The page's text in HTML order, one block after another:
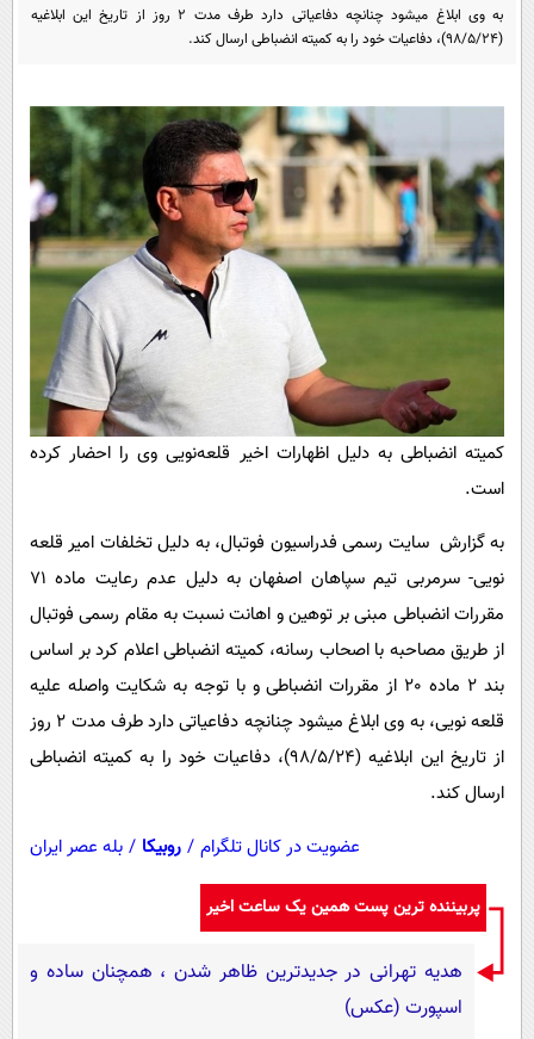
سرگرمی
حوادث
محیط زیست
سلامت
فرهنگی
حیات وحش
سیاست خارجی
پیامک
روانشناسی
دانلود
به وی ابلاغ میشود چنانچه دفاعیاتی دارد طرف مدت 2 روز از تاریخ این ابلاغیه
(98/5/24)، دفاعیات خود را به کمیته انضباطی ارسال کند.
کمیته انضباطی به دلیل اظهارات اخیر قلعه‌نویی وی را احضار کرده
است.
به گزارش سایت رسمی فدراسیون فوتبال، به دلیل تخلفات امیر قلعه
نویی- سرمربی تیم سپاهان اصفهان به دلیل عدم رعایت ماده 71
مقررات انضباطی مبنی بر توهین و اهانت نسبت به مقام رسمی فوتبال
از طریق مصاحبه با اصحاب رسانه، کمیته انضباطی اعلام کرد بر اساس
بند 2 ماده 20 از مقررات انضباطی و با توجه به شکایت واصله علیه
قلعه نویی، به وی ابلاغ میشود چنانچه دفاعیاتی دارد طرف مدت 2 روز
از تاریخ این ابلاغیه (98/5/24)، دفاعیات خود را به کمیته انضباطی
ارسال کند.
عضویت در کانال تلگرام / روبیکا / بله عصر ایران
پربیننده ترین پست همین یک ساعت اخیر
هدیه تهرانی در جدیدترین ظاهر شدن ، همچنان ساده و
اسپورت (عکس)